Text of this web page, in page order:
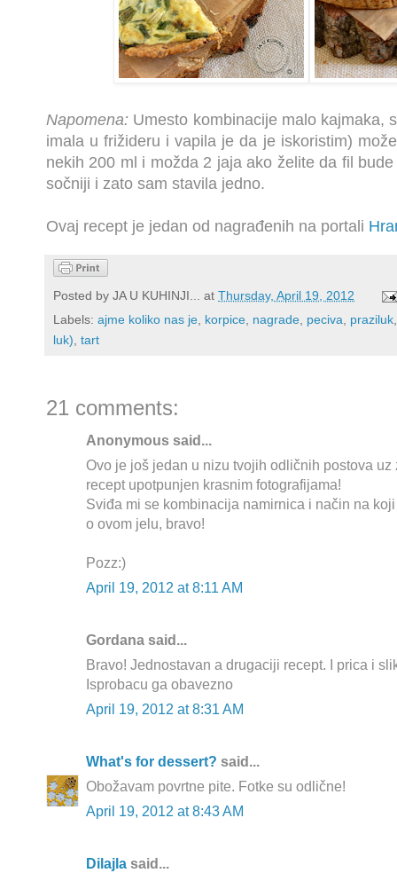
Napomena: Umesto kombinacije malo kajmaka,
imala u frižideru i vapila je da je iskoristim)
nekih 200 ml i možda 2 jaja ako želite da fil
sočniji i zato sam stavila jedno.
Ovaj recept je jedan od nagrađenih na portali
Posted by JA U KUHINJI... at Thursday, April 19, 2012
Labels: ajme koliko nas je, korpice, nagrade, peciva, praziluk
luk), tart
21 comments:
Anonymous said...
Ovo je još jedan u nizu tvojih odličnih postova
recept upotpunjen krasnim fotografijama!
Sviđa mi se kombinacija namirnica i način na
o ovom jelu, bravo!
Pozz:)
April 19, 2012 at 8:11 AM
Gordana said...
Bravo! Jednostavan a drugaciji recept. I prica i
Isprobacu ga obavezno
April 19, 2012 at 8:31 AM
What's for dessert? said...
Obožavam povrtne pite. Fotke su odlične!
April 19, 2012 at 8:43 AM
Dilajla said...